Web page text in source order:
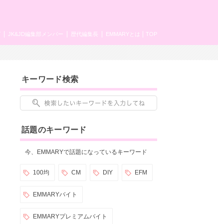
TOP
EMMARYとは
歴代編集長
JK&JD編集部メンバー
キーワード検索
話題のキーワード
今、EMMARYで話題になっているキーワード
100均 CM DIY EFM
EMMARYバイト
EMMARYプレミアムバイト